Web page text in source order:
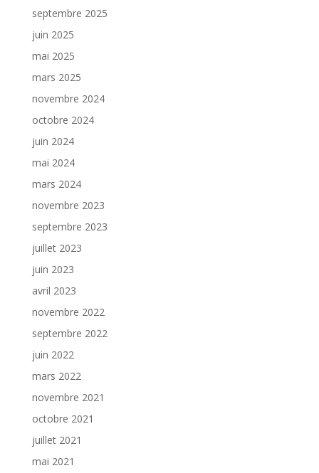
septembre 2025
juin 2025
mai 2025
mars 2025
novembre 2024
octobre 2024
juin 2024
mai 2024
mars 2024
novembre 2023
septembre 2023
juillet 2023
juin 2023
avril 2023
novembre 2022
septembre 2022
juin 2022
mars 2022
novembre 2021
octobre 2021
juillet 2021
mai 2021